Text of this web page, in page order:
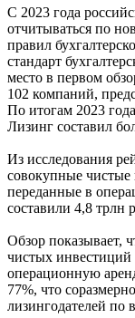
С 2023 года
отчитываться по
правил
стандарт
место в первом
102 компаний,
По итогам 2023
Лизинг составил
Из исследования
совокупные
переданные в
составили 4,8 трлн
Обзор показывает,
чистых инвестиций
операционную
77%, что
лизингодателей по